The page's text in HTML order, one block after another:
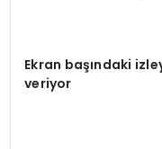
Ekran başındaki
veriyor